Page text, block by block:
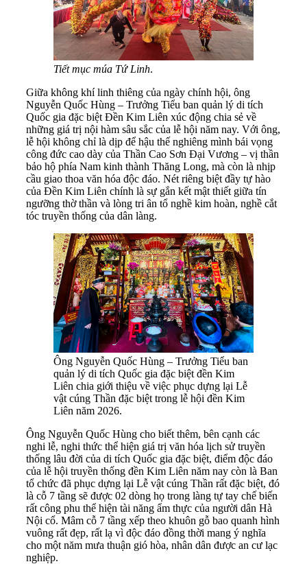
Tiết mục múa Tứ Linh.
Giữa không khí linh thiêng của ngày chính hội, ông
Nguyễn Quốc Hùng – Trưởng Tiểu ban quản lý di tích
Quốc gia đặc biệt Đền Kim Liên xúc động chia sẻ về
những giá trị nội hàm sâu sắc của lễ hội năm nay. Với ông,
lễ hội không chỉ là dịp để hậu thế nghiêng mình bái vọng
công đức cao dày của Thần Cao Sơn Đại Vương – vị thần
bảo hộ phía Nam kinh thành Thăng Long, mà còn là nhịp
cầu giao thoa văn hóa độc đáo. Nét riêng biệt đầy tự hào
của Đền Kim Liên chính là sự gắn kết mật thiết giữa tín
ngưỡng thờ thần và lòng tri ân tổ nghề kim hoàn, nghề cắt
tóc truyền thống của dân làng.
Ông Nguyễn Quốc Hùng – Trưởng Tiểu ban
quản lý di tích Quốc gia đặc biệt đền Kim
Liên chia giới thiệu về việc phục dựng lại Lễ
vật cúng Thần đặc biệt trong lễ hội đền Kim
Liên năm 2026.
Ông Nguyễn Quốc Hùng cho biết thêm, bên cạnh các
nghi lễ, nghi thức thể hiện giá trị văn hóa lịch sử truyền
thống lâu đời của di tích Quốc gia đặc biệt, điểm độc đáo
của lễ hội truyền thống đền Kim Liên năm nay còn là Ban
tổ chức đã phục dựng lại Lễ vật cúng Thần rất đặc biệt, đó
là cỗ 7 tầng sẽ được 02 dòng họ trong làng tự tay chế biến
rất công phu thể hiện tài năng ẩm thực của người dân Hà
Nội cổ. Mâm cỗ 7 tầng xếp theo khuôn gỗ bao quanh hình
vuông rất đẹp, rất lạ vì độc đáo đồng thời mang ý nghĩa
cho một năm mưa thuận gió hòa, nhân dân được an cư lạc
nghiệp.